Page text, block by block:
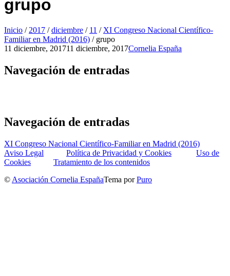
grupo
Inicio / 2017 / diciembre / 11 / XI Congreso Nacional Científico-
Familiar en Madrid (2016) / grupo
11 diciembre, 201711 diciembre, 2017Cornelia España
Navegación de entradas
Navegación de entradas
XI Congreso Nacional Científico-Familiar en Madrid (2016)
Aviso Legal
Política de Privacidad y Cookies
Uso de
Cookies
Tratamiento de los contenidos
© Asociación Cornelia EspañaTema porPuro